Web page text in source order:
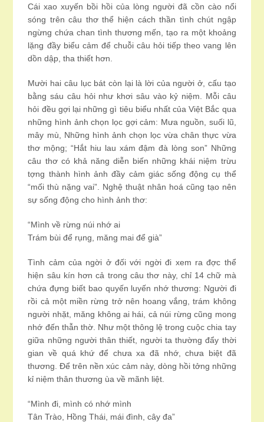
Cái xao xuyến bồi hồi của lòng người đã cồn cào nổi
sóng trên câu thơ thể hiện cách thần tình chút ngập
ngừng chứa chan tình thương mến, tạo ra một khoảng
lặng đầy biểu cảm để chuỗi câu hỏi tiếp theo vang lên
dồn dập, tha thiết hơn.
Mười hai câu lục bát còn lại là lời của người ở, cấu tạo
bằng sáu câu hỏi như khơi sâu vào kỷ niệm. Mỗi câu
hỏi đều gợi lại những gì tiêu biểu nhất của Việt Bắc qua
những hình ảnh chọn lọc gợi cảm: Mưa nguồn, suối lũ,
mây mù, Những hình ảnh chọn lọc vừa chân thực vừa
thơ mộng; “Hắt hiu lau xám đậm đà lòng son” Những
câu thơ có khả năng diễn biến những khái niệm trừu
tợng thành hình ảnh đầy cảm giác sống động cụ thể
“mối thù nặng vai”. Nghệ thuật nhân hoá cũng tạo nên
sự sống động cho hình ảnh thơ:
“Mình về rừng núi nhớ ai
Trám bùi để rụng, măng mai để già”
Tình cảm của ngời ở đối với ngời đi xem ra đợc thể
hiện sâu kín hơn cả trong câu thơ này, chỉ 14 chữ mà
chứa đựng biết bao quyến luyến nhớ thương: Người đi
rồi cả một miền rừng trở nên hoang vắng, trám không
người nhặt, măng không ai hái, cả núi rừng cũng mong
nhớ đến thẫn thờ. Như một thông lệ trong cuộc chia tay
giữa những người thân thiết, người ta thường đẩy thời
gian về quá khứ để chưa xa đã nhớ, chưa biệt đã
thương. Để trên nền xúc cảm này, dòng hồi tởng những
kỉ niệm thân thương ùa về mãnh liệt.
“Mình đi, mình có nhớ mình
Tân Trào, Hồng Thái, mái đình, cây đa”